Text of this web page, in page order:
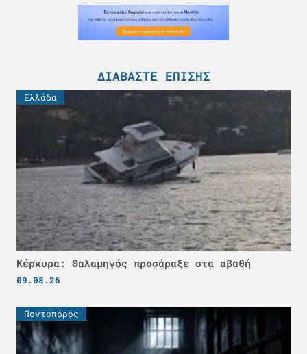
ΔΙΑΒΆΣΤΕ ΕΠΊΣΗΣ
Ελλάδα
Κέρκυρα: Θαλαμηγός προσάραξε στα αβαθή
09.08.26
Ποντοπόρος